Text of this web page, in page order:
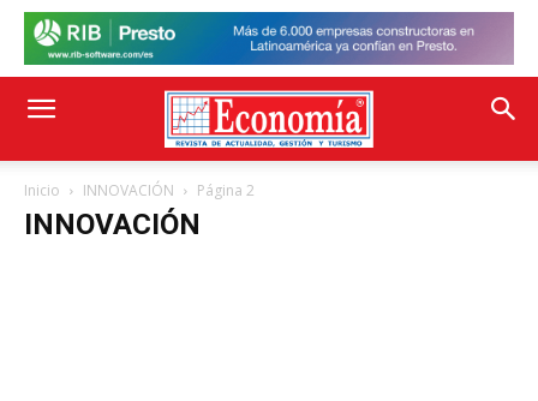
Inicio INNOVACIÓN Página 2
INNOVACIÓN